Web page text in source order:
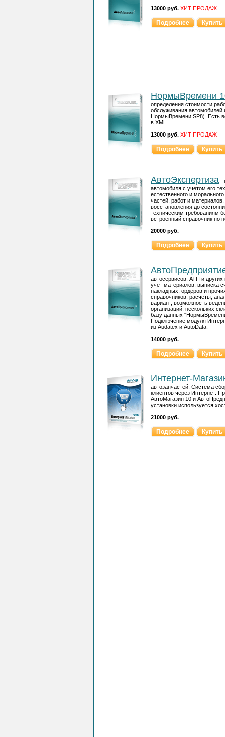
13000 руб. ХИТ ПРОДАЖ
Подробнее Купить
НормыВремени
определения стоимости
обслуживания автомобилей
НормыВремени SP8). Есть
в XML.
13000 руб. ХИТ ПРОДАЖ
Подробнее Купить
АвтоЭкспертиза -
автомобиля с учетом его
естественного и
частей, работ и
восстановления до
техническим требованиям
встроенный справочник по
20000 руб.
Подробнее Купить
автосервисов, АТП и других
учет материалов, выписка
накладных, ордеров и
справочников, расчеты,
вариант, возможность
организаций, нескольких
базу данных
Подключение модуля
из Audatex и AutoData.
14000 руб.
Подробнее Купить
Интернет-
автозапчастей. Система
клиентов через Интернет.
АвтоМагазин 10 и
установки используется
21000 руб.
Подробнее Купить